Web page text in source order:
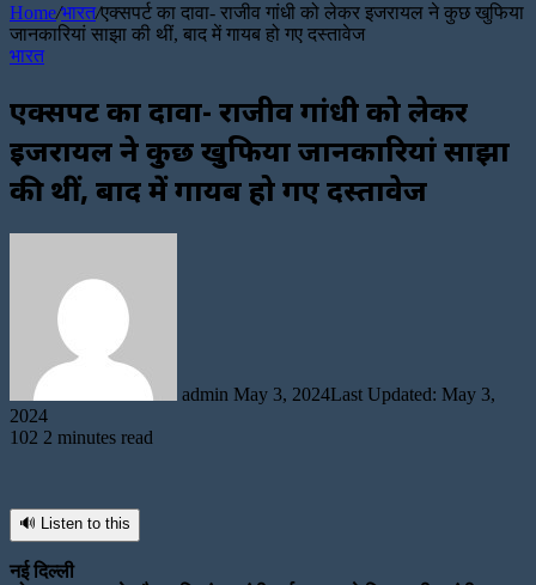
Home/भारत/एक्सपर्ट का दावा- राजीव गांधी को लेकर इजरायल ने कुछ खुफिया
जानकारियां साझा की थीं, बाद में गायब हो गए दस्तावेज
भारत
एक्सपर्ट का दावा- राजीव गांधी को लेकर
इजरायल ने कुछ खुफिया जानकारियां साझा
की थीं, बाद में गायब हो गए दस्तावेज
admin May 3, 2024Last Updated: May 3,
2024
102 2 minutes read
🔊 Listen to this
नई दिल्ली